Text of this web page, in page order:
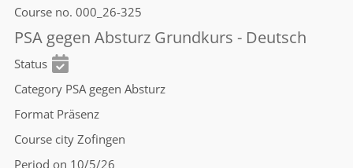
Course no. 000_26-325
PSA gegen Absturz Grundkurs - Deutsch
Status
Category PSA gegen Absturz
Format Präsenz
Course city Zofingen
Period on 10/5/26